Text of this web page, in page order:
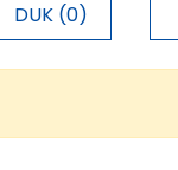
DUK (0)